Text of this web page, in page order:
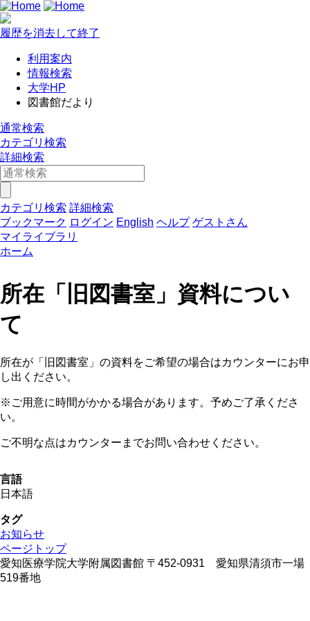
履歴を消去して終了
利用案内
情報検索
大学HP
図書館だより
通常検索
カテゴリ検索
詳細検索
カテゴリ検索 詳細検索
ブックマーク ログイン English ヘルプ ゲストさん
マイライブラリ
ホーム
所在「旧図書室」資料につい
て
所在が「旧図書室」の資料をご希望の場合はカウンターにお申
し出ください。
※ご用意に時間がかかる場合があります。予めご了承くださ
い。
ご不明な点はカウンターまでお問い合わせください。
言語
日本語
タグ
お知らせ
ページトップ
愛知医療学院大学附属図書館 〒452-0931 愛知県清須市一場
519番地